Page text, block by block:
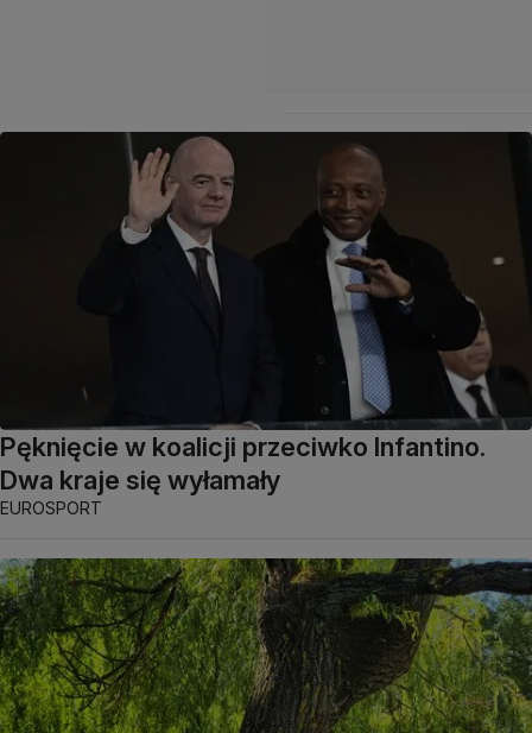
Pęknięcie w koalicji przeciwko Infantino.
Dwa kraje się wyłamały
EUROSPORT